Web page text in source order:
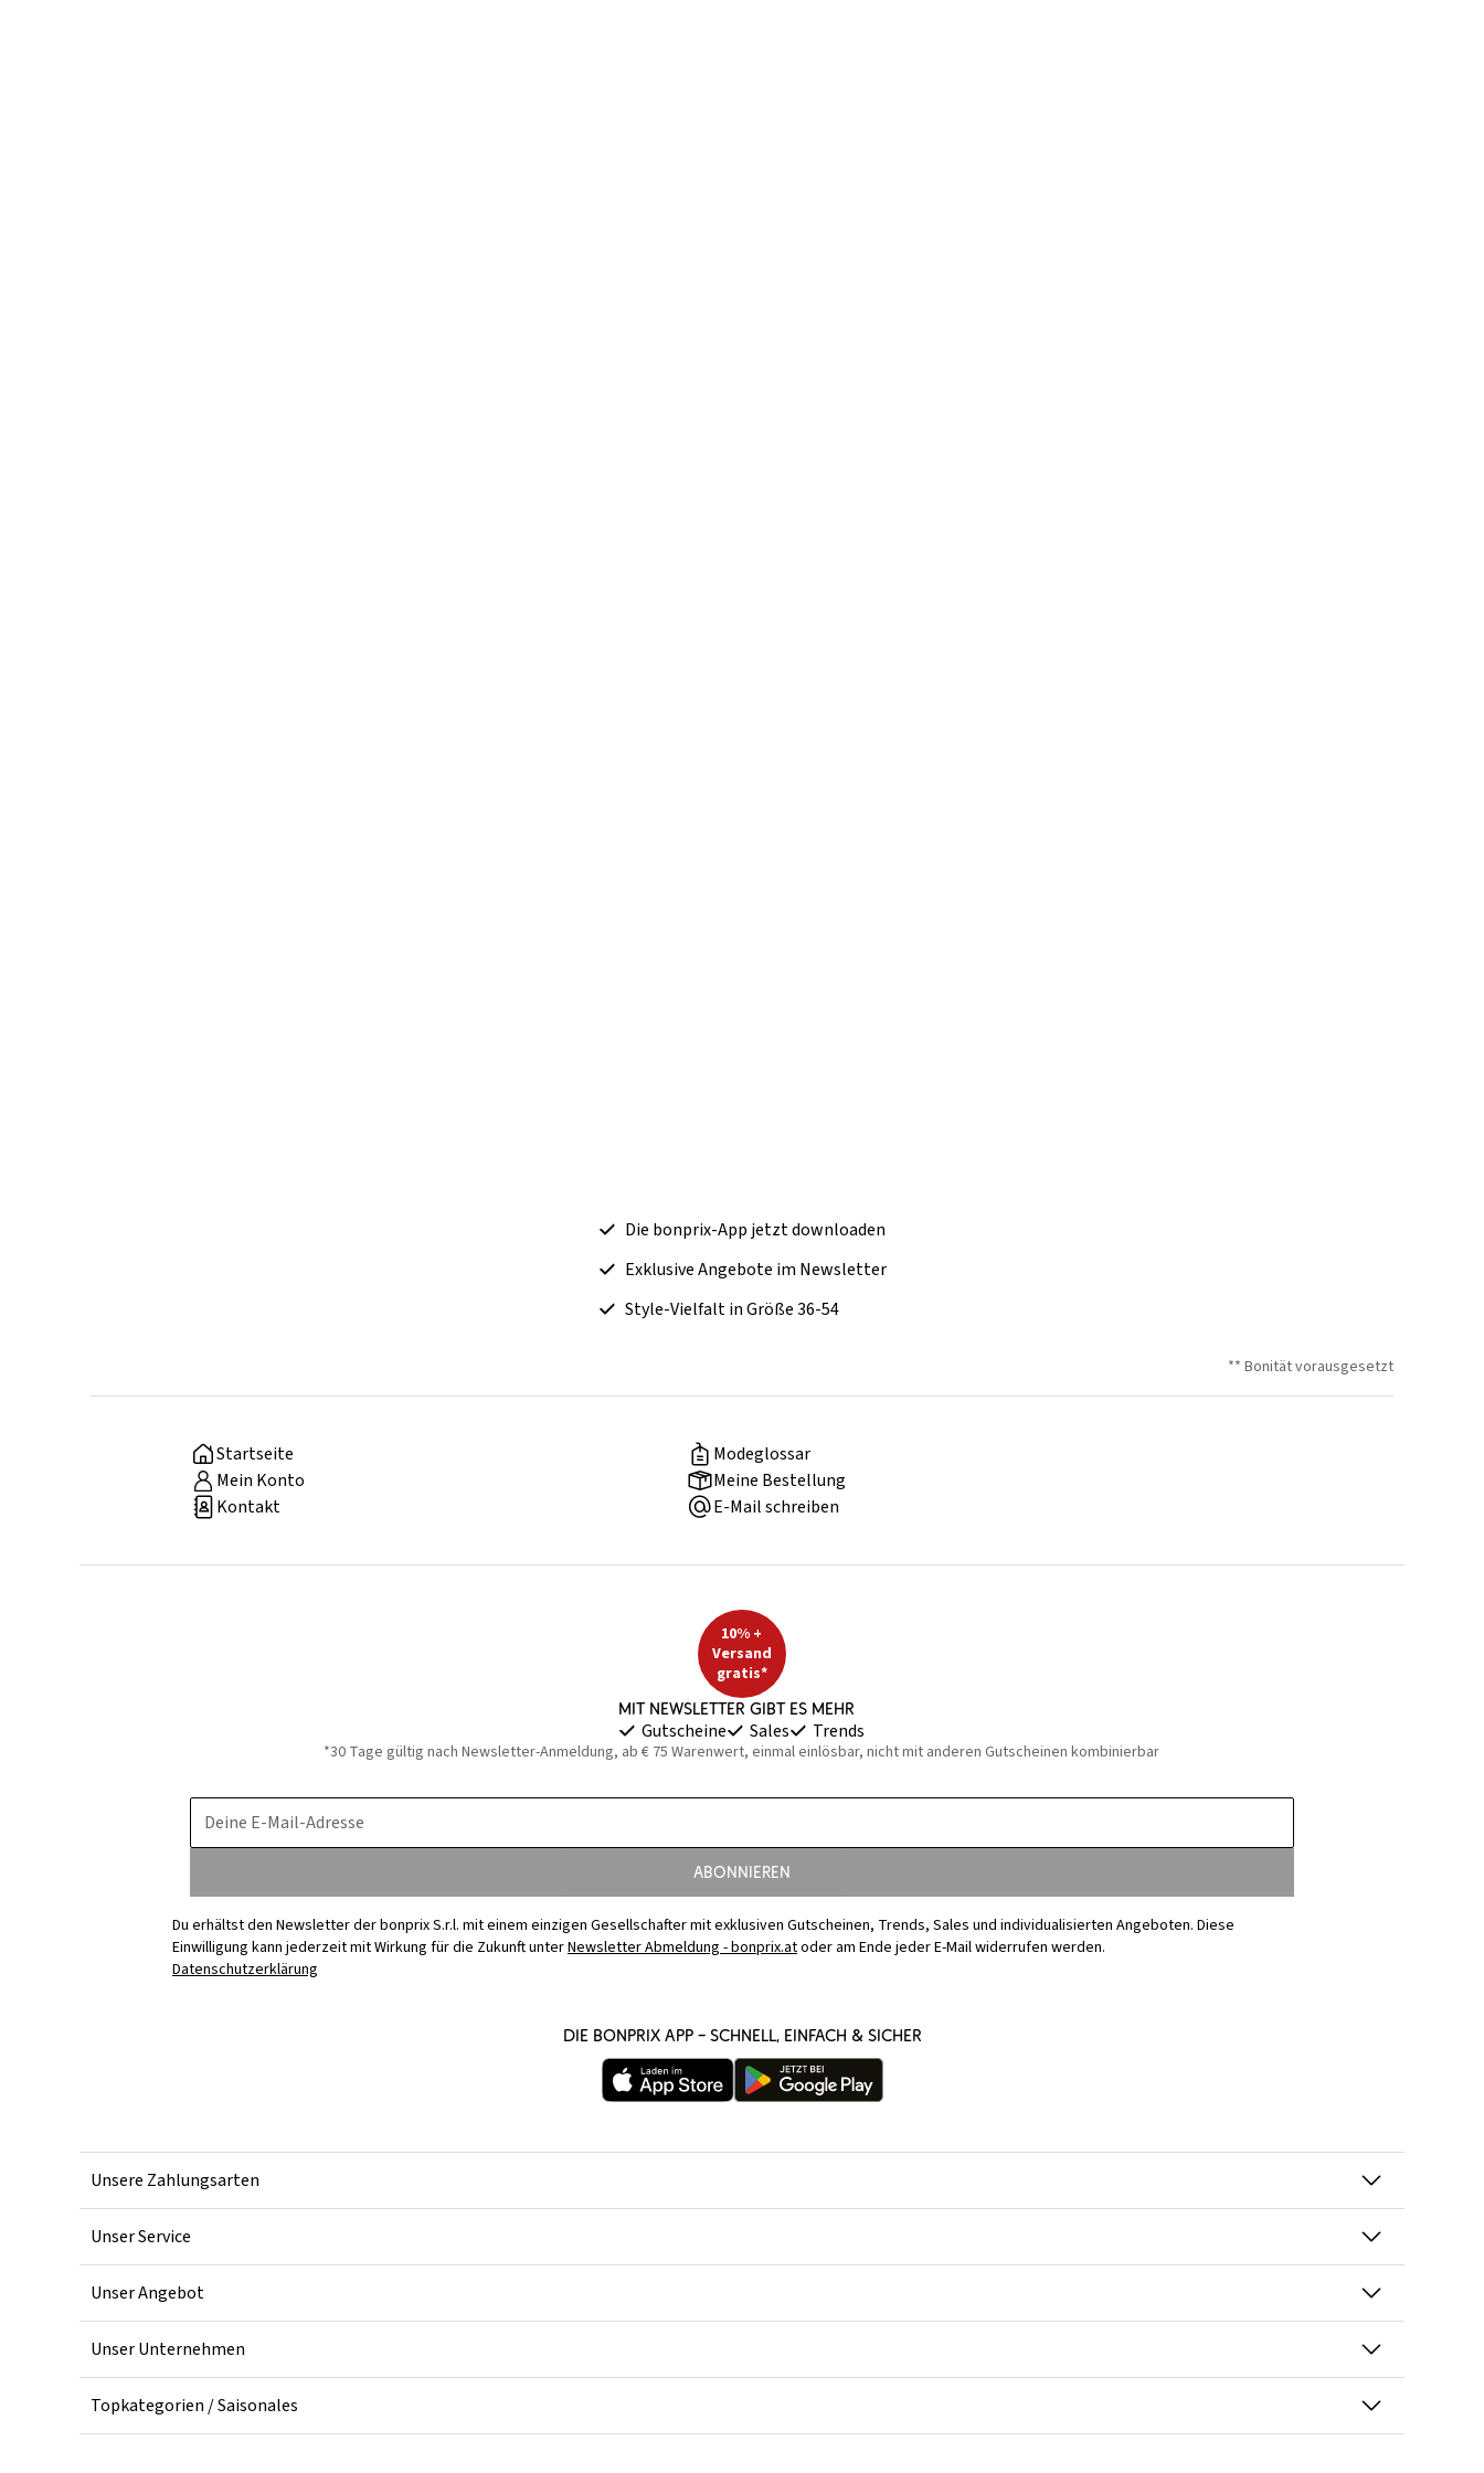
Die bonprix-App jetzt downloaden
Exklusive Angebote im Newsletter
Style-Vielfalt in Größe 36-54
** Bonität vorausgesetzt
Startseite
Modeglossar
Mein Konto
Meine Bestellung
Kontakt
E-Mail schreiben
10% +
Versand
gratis*
Mit Newsletter gibt es mehr
Gutscheine Sales Trends
*30 Tage gültig nach Newsletter-Anmeldung, ab € 75 Warenwert, einmal einlösbar, nicht mit anderen Gutscheinen kombinierbar
Deine E-Mail-Adresse
Abonnieren
Du erhältst den Newsletter der bonprix S.r.l. mit einem einzigen Gesellschafter mit exklusiven Gutscheinen, Trends, Sales und individualisierten Angeboten. Diese
Einwilligung kann jederzeit mit Wirkung für die Zukunft unterNewsletter Abmeldung - bonprix.atoder am Ende jeder E-Mail widerrufen werden.
Datenschutzerklärung
Die bonprix App – schnell, einfach & sicher
Unsere Zahlungsarten
Unser Service
Unser Angebot
Unser Unternehmen
Topkategorien / Saisonales